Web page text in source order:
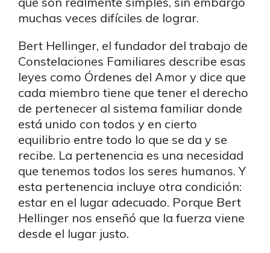
muchas veces difíciles de lograr.
Bert Hellinger, el fundador del trabajo de
Constelaciones Familiares describe esas
leyes como Órdenes del Amor y dice que
cada miembro tiene que tener el derecho
de pertenecer al sistema familiar donde
está unido con todos y en cierto
equilibrio entre todo lo que se da y se
recibe. La pertenencia es una necesidad
que tenemos todos los seres humanos. Y
esta pertenencia incluye otra condición:
estar en el lugar adecuado. Porque Bert
Hellinger nos enseñó que la fuerza viene
desde el lugar justo.